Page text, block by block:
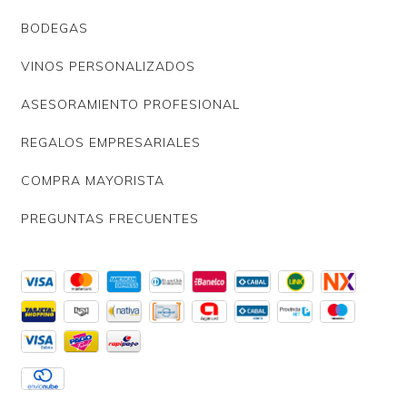
BODEGAS
VINOS PERSONALIZADOS
ASESORAMIENTO PROFESIONAL
REGALOS EMPRESARIALES
COMPRA MAYORISTA
PREGUNTAS FRECUENTES